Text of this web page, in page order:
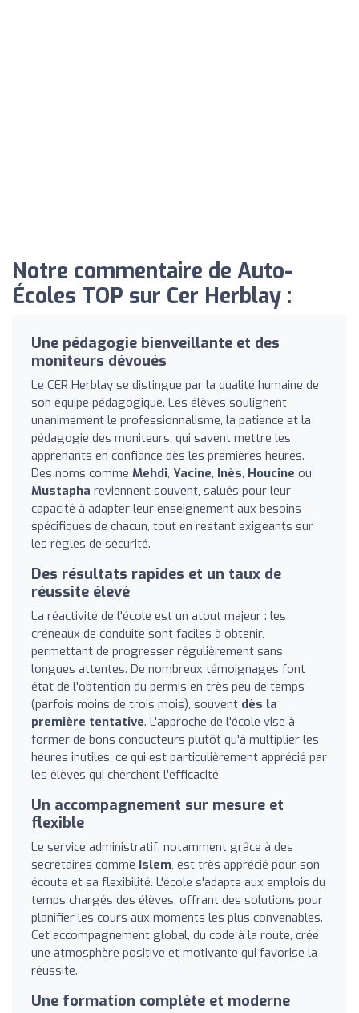
Notre commentaire de Auto-
Écoles TOP sur Cer Herblay :
Une pédagogie bienveillante et des
moniteurs dévoués
Le CER Herblay se distingue par la qualité humaine de
son équipe pédagogique. Les élèves soulignent
unanimement le professionnalisme, la patience et la
pédagogie des moniteurs, qui savent mettre les
apprenants en confiance dès les premières heures.
Des noms comme Mehdi, Yacine, Inès, Houcine ou
Mustapha reviennent souvent, salués pour leur
capacité à adapter leur enseignement aux besoins
spécifiques de chacun, tout en restant exigeants sur
les règles de sécurité.
Des résultats rapides et un taux de
réussite élevé
La réactivité de l'école est un atout majeur : les
créneaux de conduite sont faciles à obtenir,
permettant de progresser régulièrement sans
longues attentes. De nombreux témoignages font
état de l'obtention du permis en très peu de temps
(parfois moins de trois mois), souvent dès la
première tentative. L'approche de l'école vise à
former de bons conducteurs plutôt qu'à multiplier les
heures inutiles, ce qui est particulièrement apprécié par
les élèves qui cherchent l'efficacité.
Un accompagnement sur mesure et
flexible
Le service administratif, notamment grâce à des
secrétaires comme Islem, est très apprécié pour son
écoute et sa flexibilité. L'école s'adapte aux emplois du
temps chargés des élèves, offrant des solutions pour
planifier les cours aux moments les plus convenables.
Cet accompagnement global, du code à la route, crée
une atmosphère positive et motivante qui favorise la
réussite.
Une formation complète et moderne